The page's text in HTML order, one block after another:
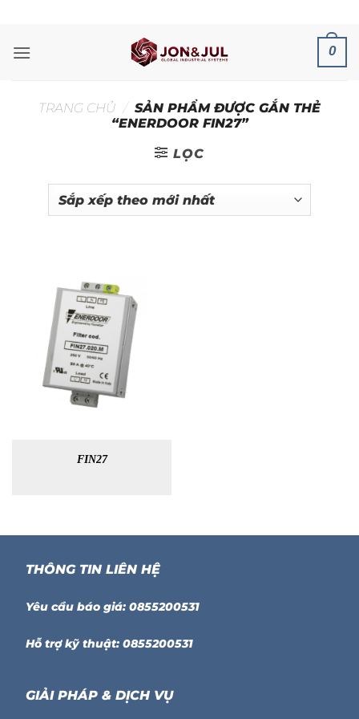
nội
0
TRANG CHỦ / SẢN PHẨM ĐƯỢC GẮN THẺ
“ENERDOOR FIN27”
LỌC
FIN27
THÔNG TIN LIÊN HỆ
Yêu cầu báo giá: 0855200531
Hỗ trợ kỹ thuật: 0855200531
GIẢI PHÁP & DỊCH VỤ